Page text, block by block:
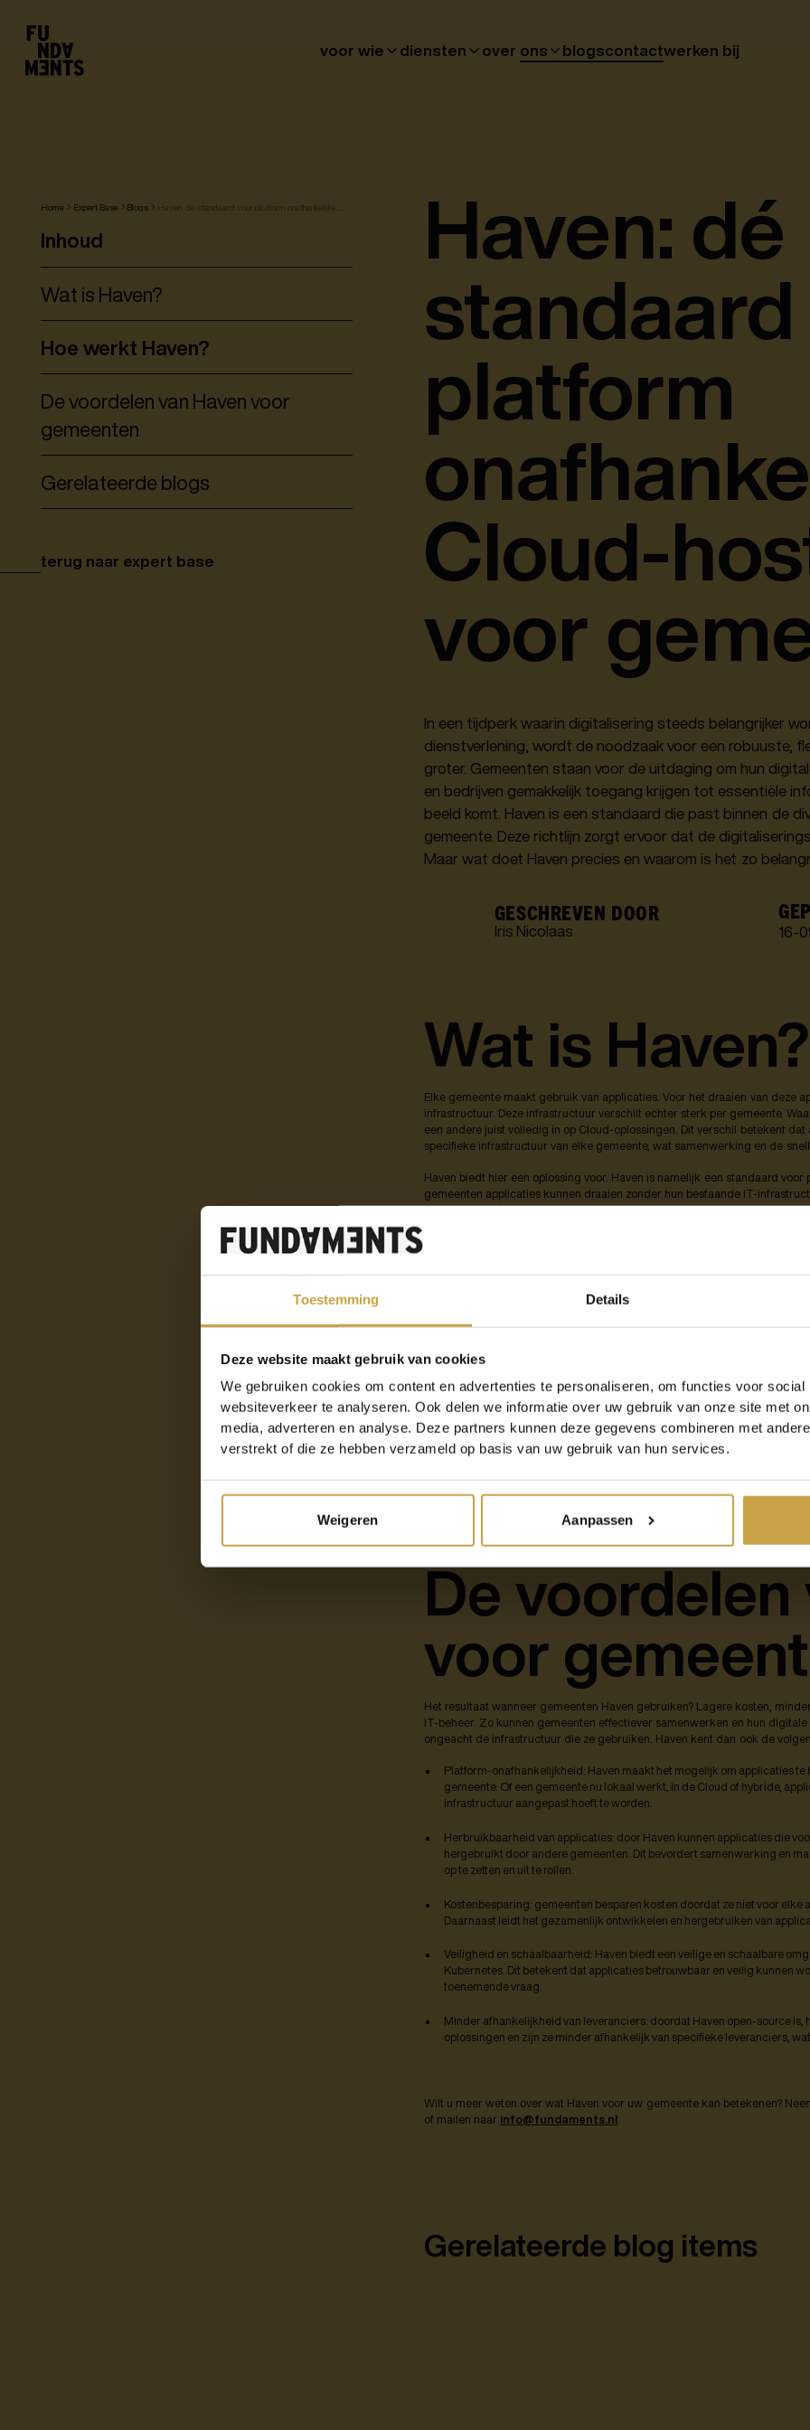
Toestemming Details
Deze website maakt gebruik van cookies
We gebruiken cookies om content en advertenties te personaliseren, om functies voor social
websiteverkeer te analyseren. Ook delen we informatie over uw gebruik van onze site met
media, adverteren en analyse. Deze partners kunnen deze gegevens combineren met
verstrekt of die ze hebben verzameld op basis van uw gebruik van hun services.
Weigeren Aanpassen
voor wie diensten over ons blogscontactwerken bij
Home Expert Base Blogs
Haven: dé standaard voor platform onafhankelijke
Inhoud
Wat is Haven?
Hoe werkt Haven?
De voordelen van Haven voor
gemeenten
Gerelateerde blogs
terug naar expert base
Haven: dé
platform
Cloud-
voor
In een tijdperk waarin digitalisering steeds belangrijker
dienstverlening, wordt de noodzaak voor een robuuste,
groter. Gemeenten staan voor de uitdaging om hun
en bedrijven gemakkelijk toegang krijgen tot essentiële
beeld komt. Haven is een standaard die past binnen de
gemeente. Deze richtlijn zorgt ervoor dat de
Maar wat doet Haven precies en waarom is het zo
GESCHREVEN DOOR
Iris Nicolaas 16-
Wat is Haven?
Elke gemeente maakt gebruik van applicaties. Voor het draaien van deze
infrastructuur. Deze infrastructuur verschilt echter sterk per gemeente.
een andere juist volledig in op Cloud-oplossingen. Dit verschil betekent
specifieke infrastructuur van elke gemeente, wat samenwerking en de
Haven biedt hier een oplossing voor. Haven is namelijk een standaard
gemeenten applicaties kunnen draaien zonder hun bestaande IT-
gemeenten om gezamenlijk applicaties te ontwikkelen en deze snel en
Hoe werkt
Haven werkt door een platform-onafhankelijke laag te bieden voor het
kunnen draaien zonder aanpassingen aan de lokale infrastructuur.
De applicaties binnen Haven worden verpakt in containers. Een container
en alle onderdelen die voor deze applicatie nodig zijn om te kunnen
werken ze overal waar ze opgestart worden hetzelfde, op ieder platform
Kubernetes, een open-source platform voor het beheren van
uitrol, schaalbaarheid en het beheer van deze containers, waardoor
De voordelen
voor
Het resultaat wanneer gemeenten Haven gebruiken? Lagere kosten,
IT-beheer. Zo kunnen gemeenten effectiever samenwerken en hun
ongeacht de infrastructuur die ze gebruiken. Haven kent dan ook de
Platform-onafhankelijkheid: Haven maakt het mogelijk om applicaties
gemeente. Of een gemeente nu lokaal werkt, in de Cloud of hybride,
infrastructuur aangepast hoeft te worden.
Herbruikbaarheid van applicaties: door Haven kunnen applicaties die
hergebruikt door andere gemeenten. Dit bevordert samenwerking en
op te zetten en uit te rollen.
Kostenbesparing: gemeenten besparen kosten doordat ze niet voor elke
Daarnaast leidt het gezamenlijk ontwikkelen en hergebruiken van
Veiligheid en schaalbaarheid: Haven biedt een veilige en schaalbare
Kubernetes. Dit betekent dat applicaties betrouwbaar en veilig kunnen
toenemende vraag.
Minder afhankelijkheid van leveranciers: doordat Haven open-source is,
oplossingen en zijn ze minder afhankelijk van specifieke leveranciers,
Wilt u meer weten over wat Haven voor uw gemeente kan betekenen?
of mailen naar info@fundaments.nl
Gerelateerde blog items